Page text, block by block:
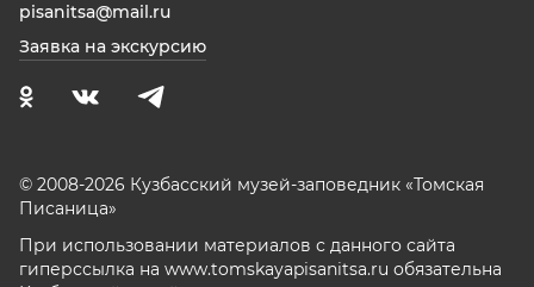
pisanitsa@mail.ru
Заявка на экскурсию
© 2008-2026 Кузбасский музей-заповедник «Томская
Писаница»
При использовании материалов с данного сайта
гиперссылка на www.tomskayapisanitsa.ru обязательна